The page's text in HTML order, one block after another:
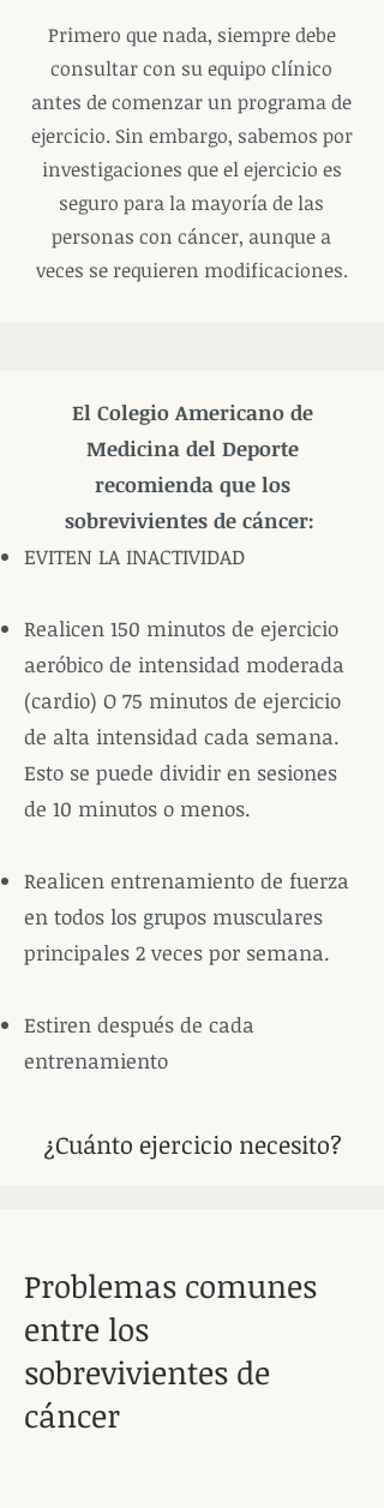
Primero que nada, siempre debe
consultar con su equipo clínico
antes de comenzar un programa de
ejercicio. Sin embargo, sabemos por
investigaciones que el ejercicio es
seguro para la mayoría de las
personas con cáncer, aunque a
veces se requieren modificaciones.
El Colegio Americano de
Medicina del Deporte
recomienda que los
sobrevivientes de cáncer:
EVITEN LA INACTIVIDAD
Realicen 150 minutos de ejercicio
aeróbico de intensidad moderada
(cardio) O 75 minutos de ejercicio
de alta intensidad cada semana.
Esto se puede dividir en sesiones
de 10 minutos o menos.
Realicen entrenamiento de fuerza
en todos los grupos musculares
principales 2 veces por semana.
Estiren después de cada
entrenamiento
¿Cuánto ejercicio necesito?
Problemas comunes
entre los
sobrevivientes de
cáncer